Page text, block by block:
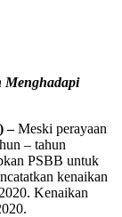
Menghadapi
–Meski perayaan
– tahun
PSBB untuk
kenaikan
Kenaikan